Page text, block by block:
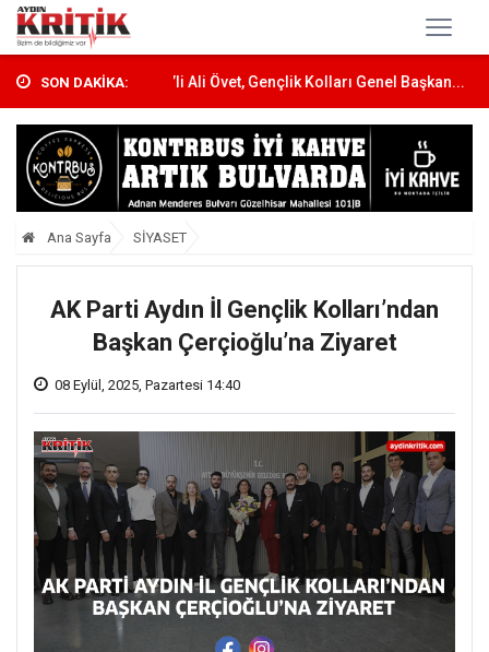
SON DAKİKA:
Topl... CHP’li Ali Övet, Gençlik Kolları Genel Başkan... Didim
Ana Sayfa SİYASET
AK Parti Aydın İl Gençlik Kolları’ndan
Başkan Çerçioğlu’na Ziyaret
08 Eylül, 2025, Pazartesi 14:40